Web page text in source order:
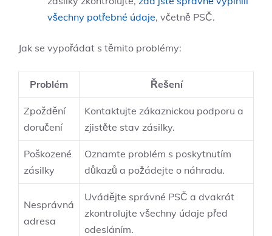
všechny potřebné údaje, včetně PSČ.
Jak se vypořádat s těmito problémy:
Problém Řešení
Zpoždění
doručení
Kontaktujte zákaznickou podporu a
zjistěte stav zásilky.
Poškozené
zásilky
Oznamte problém s poskytnutím
důkazů a požádejte o náhradu.
Nesprávná
adresa
Uvádějte správné PSČ a dvakrát
zkontrolujte všechny údaje před
odesláním.